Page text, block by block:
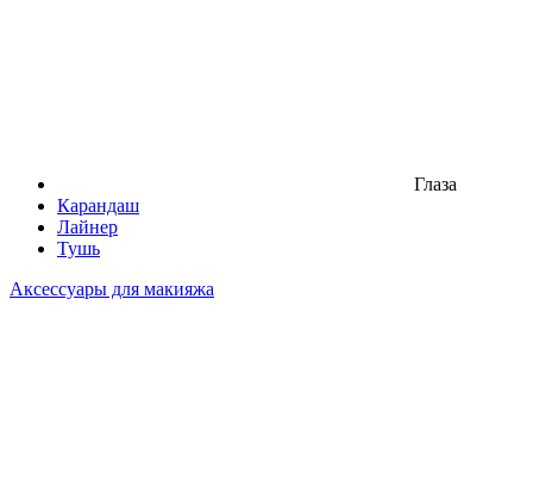
Глаза
Карандаш
Лайнер
Тушь
Аксессуары для макияжа